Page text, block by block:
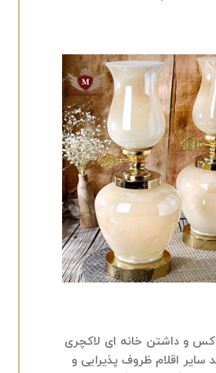
و داشتن خانه ای لاکچری
سایر اقلام ظروف پذیرایی و